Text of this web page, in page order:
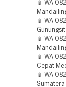
📱 WA
📱 WA
📱 WA
📱 WA
Cepat
📱 WA
Sumatera